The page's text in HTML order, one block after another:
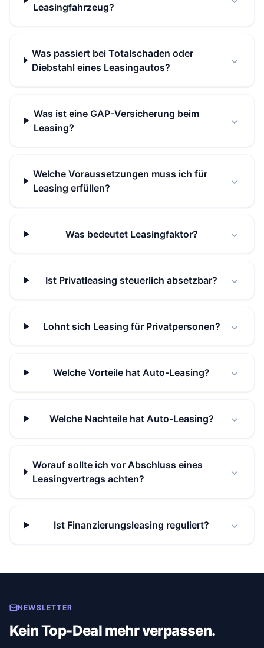
Leasingfahrzeug?
Was passiert bei Totalschaden oder
Diebstahl eines Leasingautos?
Was ist eine GAP-Versicherung beim
Leasing?
Welche Voraussetzungen muss ich für
Leasing erfüllen?
Was bedeutet Leasingfaktor?
Ist Privatleasing steuerlich absetzbar?
Lohnt sich Leasing für Privatpersonen?
Welche Vorteile hat Auto-Leasing?
Welche Nachteile hat Auto-Leasing?
Worauf sollte ich vor Abschluss eines
Leasingvertrags achten?
Ist Finanzierungsleasing reguliert?
NEWSLETTER
Kein Top-Deal mehr verpassen.